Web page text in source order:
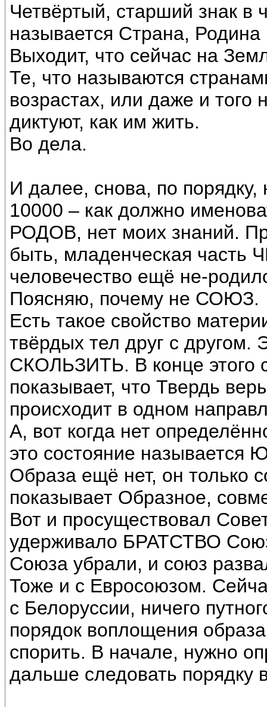
Четвёртый, старший знак в
называется Страна, Родина
Выходит, что сейчас на
Те, что называются
возрастах, или даже и
диктуют, как им жить.
Во дела.
И далее, снова, по
10000 – как должно
РОДОВ, нет моих знаний.
быть, младенческая
человечество ещё не-
Поясняю, почему не СОЮЗ.
Есть такое свойство
твёрдых тел друг с другом.
СКОЛЬЗИТЬ. В конце этого
показывает, что Твердь
происходит в одном
А, вот когда нет
это состояние называется
Образа ещё нет, он
показывает Образное,
Вот и просуществовал
удерживало БРАТСТВО
Союза убрали, и союз
Тоже и с Евросоюзом.
с Белоруссии, ничего
порядок воплощения
спорить. В начале, нужно
дальше следовать порядку